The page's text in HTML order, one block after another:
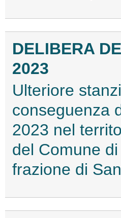
DELIBERA
2023
Ulteriore
conseguenza
2023 nel
del Comune
frazione di